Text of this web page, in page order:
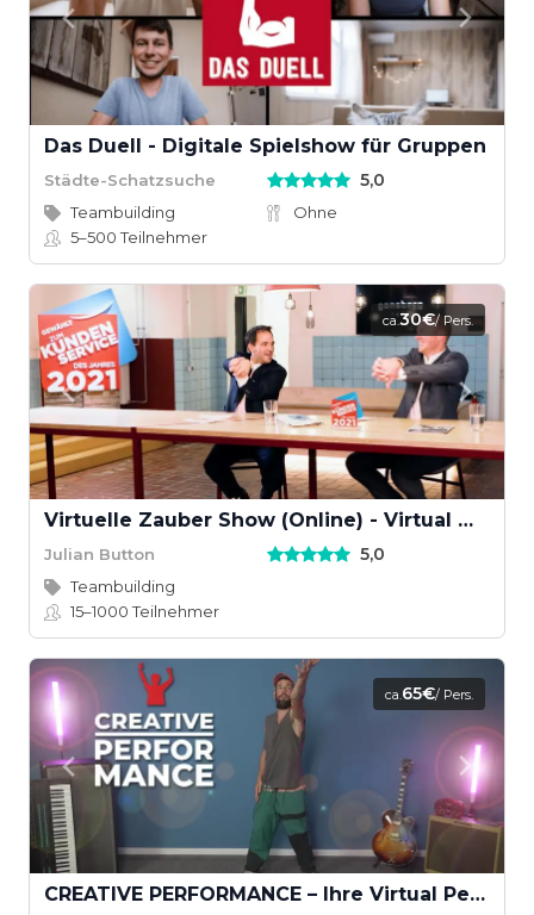
Das Duell - Digitale Spielshow für Gruppen
Städte-Schatzsuche 5,0
Teambuilding
Ohne
5–500Teilnehmer
ca.30€/ Pers.
Virtuelle Zauber Show (Online) - Virtual Magic Show
Julian Button 5,0
Teambuilding
15–1000Teilnehmer
ca.65€/ Pers.
CREATIVE PERFORMANCE – Ihre Virtual Performance mit Musikvideodreh